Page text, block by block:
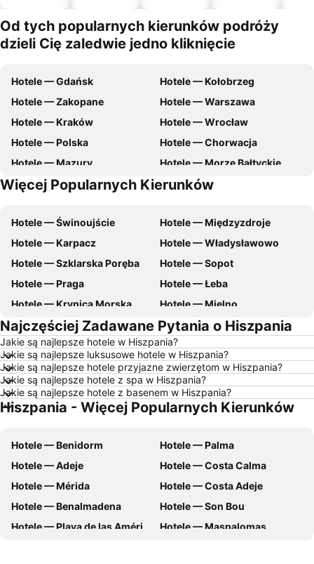
m
Od tych popularnych kierunków podróży
dzieli Cię zaledwie jedno kliknięcie
Hotele — Gdańsk
Hotele — Kołobrzeg
Hotele — Zakopane
Hotele — Warszawa
Hotele — Kraków
Hotele — Wrocław
Hotele — Polska
Hotele — Chorwacja
Hotele — Mazury
Hotele — Morze Bałtyckie
Hotele — Malta
Hotele — zachodniopomorskie
Więcej Popularnych Kierunków
Hotele — Świnoujście
Hotele — Międzyzdroje
Hotele — Karpacz
Hotele — Władysławowo
Hotele — Szklarska Poręba
Hotele — Sopot
Hotele — Praga
Hotele — Łeba
Hotele — Krynica Morska
Hotele — Mielno
Hotele — Poznań
Hotele — Gdynia
Hotele — Łódź
Hotele — Ustka
Hotele — Rzym
Hotele — Barcelona
Hotele — Szczyrk
Hotele — Szczawnica
Hotele — Wisła
Hotele — Wybrzeże Bałtyckie
Hotele — Majorka
Hotele — Turcja
Hotele — Jezioro Garda
Hotele — Grecja
Hotele — Włochy
Hotele — Bieszczady
Hotele — Albania
Hotele — warmińsko-mazurskie
Hotele — Sardynia
Hotele — Czarnogóra
Najczęściej Zadawane Pytania o Hiszpania
Jakie są najlepsze hotele w Hiszpania?
Jakie są najlepsze luksusowe hotele w Hiszpania?
Jakie są najlepsze hotele przyjazne zwierzętom w Hiszpania?
Jakie są najlepsze hotele z spa w Hiszpania?
Jakie są najlepsze hotele z basenem w Hiszpania?
Hiszpania - Więcej Popularnych Kierunków
Hotele — Benidorm
Hotele — Palma
Hotele — Adeje
Hotele — Costa Calma
Hotele — Mérida
Hotele — Costa Adeje
Hotele — Benalmadena
Hotele — Son Bou
Hotele — Playa de las Américas
Hotele — Maspalomas